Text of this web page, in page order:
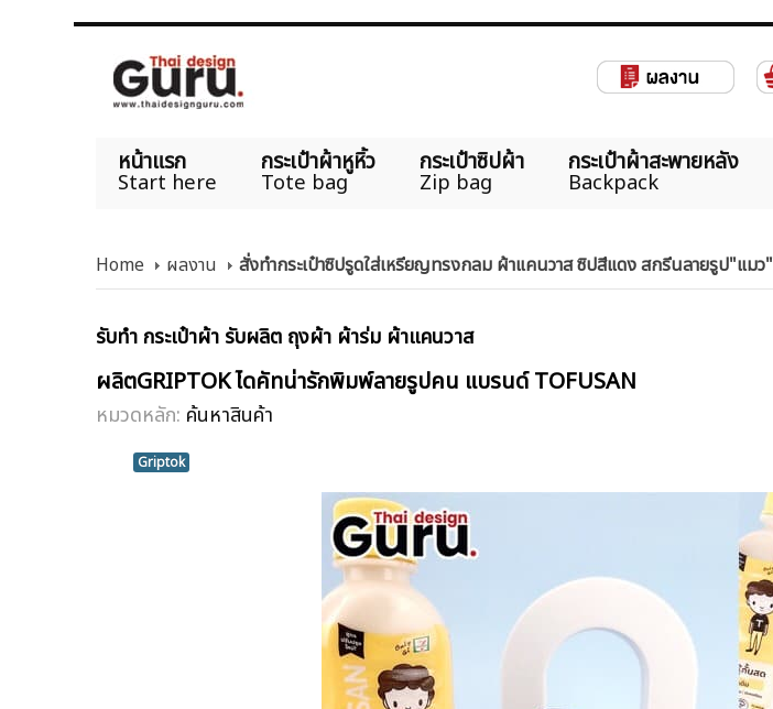
หน้าแรก
Start here
กระเป๋าผ้าหูหิ้ว
Tote bag
กระเป๋าซิปผ้า
Zip bag
กระเป๋าผ้าสะพายหลัง
Backpack
Home ผลงาน สั่งทำกระเป๋าซิปรูดใส่เหรียญทรงกลม ผ้าแคนวาส ซิปสีแดง สกรีนลายรูป"แมว"
รับทำ กระเป๋าผ้า รับผลิต ถุงผ้า ผ้าร่ม ผ้าแคนวาส
ผลิตGRIPTOK ไดคัทน่ารักพิมพ์ลายรูปคน แบรนด์ TOFUSAN
หมวดหลัก: ค้นหาสินค้า
Griptok